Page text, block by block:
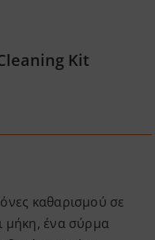
Kit
καθαρισμού σε
μήκη, ένα σύρμα